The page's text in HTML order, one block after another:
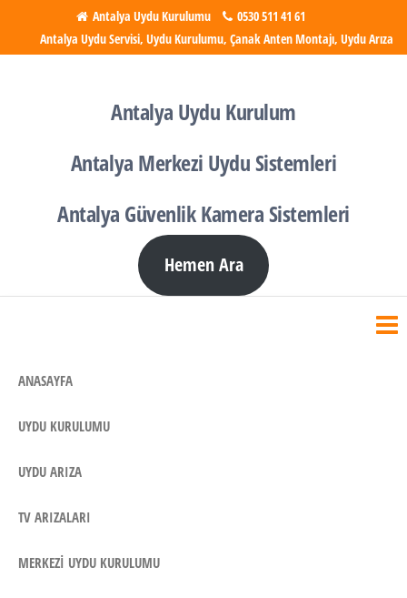
atla
Antalya Uydu Kurulumu
0530 511 41 61
Antalya Uydu Servisi, Uydu Kurulumu, Çanak Anten Montajı, Uydu Arıza
Antalya Uydu Kurulum
Antalya Merkezi Uydu Sistemleri
Antalya Güvenlik Kamera Sistemleri
Hemen Ara
ANASAYFA
UYDU KURULUMU
UYDU ARIZA
TV ARIZALARI
MERKEZI UYDU KURULUMU